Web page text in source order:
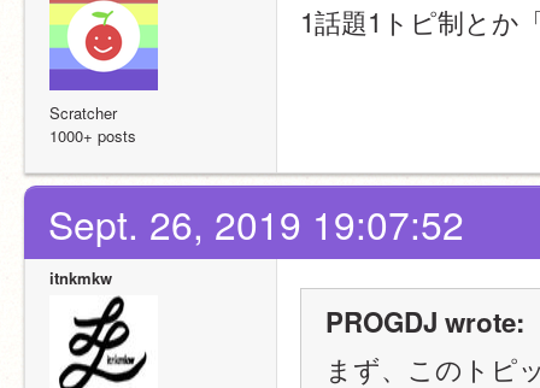
Scratcher
1000+ posts
1話題1トピ制とか
Sept. 26, 2019 19:07:52
itnkmkw
PROGDJ wrote:
まず、このトピ